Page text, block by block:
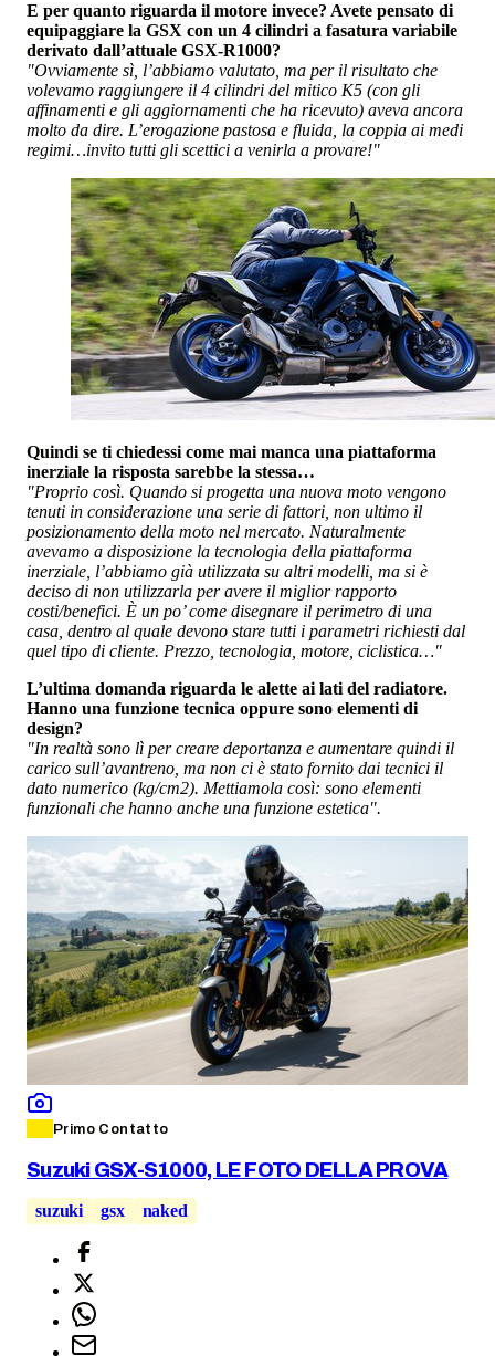
E per quanto riguarda il motore invece? Avete pensato di
equipaggiare la GSX con un 4 cilindri a fasatura variabile
derivato dall’attuale GSX-R1000?
"Ovviamente sì, l’abbiamo valutato, ma per il risultato che
volevamo raggiungere il 4 cilindri del mitico K5 (con gli
affinamenti e gli aggiornamenti che ha ricevuto) aveva ancora
molto da dire. L’erogazione pastosa e fluida, la coppia ai medi
regimi…invito tutti gli scettici a venirla a provare!"
Quindi se ti chiedessi come mai manca una piattaforma
inerziale la risposta sarebbe la stessa…
"Proprio così. Quando si progetta una nuova moto vengono
tenuti in considerazione una serie di fattori, non ultimo il
posizionamento della moto nel mercato. Naturalmente
avevamo a disposizione la tecnologia della piattaforma
inerziale, l’abbiamo già utilizzata su altri modelli, ma si è
deciso di non utilizzarla per avere il miglior rapporto
costi/benefici. È un po’ come disegnare il perimetro di una
casa, dentro al quale devono stare tutti i parametri richiesti dal
quel tipo di cliente. Prezzo, tecnologia, motore, ciclistica…"
L’ultima domanda riguarda le alette ai lati del radiatore.
Hanno una funzione tecnica oppure sono elementi di
design?
"In realtà sono lì per creare deportanza e aumentare quindi il
carico sull’avantreno, ma non ci è stato fornito dai tecnici il
dato numerico (kg/cm2). Mettiamola così: sono elementi
funzionali che hanno anche una funzione estetica".
Primo Contatto
Suzuki GSX-S1000, LE FOTO DELLA PROVA
suzuki gsx naked